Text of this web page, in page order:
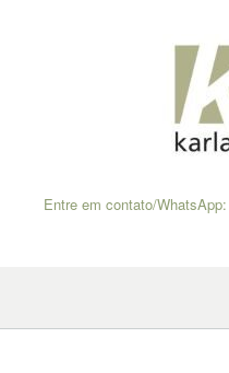
Entre em contato/